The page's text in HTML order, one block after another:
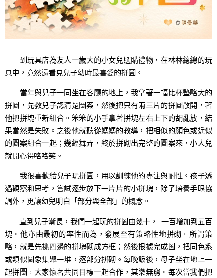
到玩具店為友人一歲大的小女兒選購禮物，在林林總總的玩
具中，竟然還看見兒子幼時最喜愛的拼圖。
當年與兒子一同坐在客廳的地上，我拿著一幅比杯墊略大的
拼圖，先教兒子認清楚圖案，然後把只有兩三片的拼圖散開，著
他把拼塊重新組合。笨笨的小手拿著拼塊左右上下的胡亂放，結
果當然是失敗。之後他就聽從媽媽的教導，把相似的顏色或近似
的圖案組合一起；幾經舞弄，終於拼砌出完整的圖案來，小人兒
就開心得咯咯笑。
我很喜歡給兒子玩拼圖，用以訓練他的專注與耐性。孩子透
過觀察和思考，嘗試逐步放下一片片的小拼塊，除了培養手眼協
調外，更讓幼兒明白「部分與全部」的概念。
直到兒子漸長，我們一起玩的拼圖由幾十， 一百增加到五百
塊。他亦由最初的率性而為，發展至有策略性地拼砌。所謂策
略，就是先挑四邊的拼塊砌成方框；然後根據完成圖，把同色系
或類似圖象集聚一堆，逐部分拼砌。每晚飯後，母子坐在地上一
起拼圖，大家懷著共同目標一起合作，其樂無窮。每次當我們把